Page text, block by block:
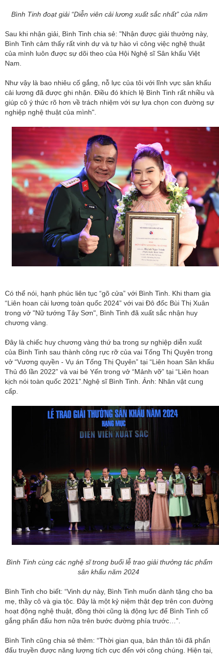
Bình Tinh đoạt giải “Diễn viên cải lương xuất sắc nhất” của năm
Sau khi nhận giải, Bình Tinh chia sẻ: "Nhận được giải thưởng này,
Bình Tinh cảm thấy rất vinh dự và tự hào vì công việc nghệ thuật
của mình luôn được sự dõi theo của Hội Nghệ sĩ Sân khấu Việt
Nam.
Như vậy là bao nhiêu cố gắng, nỗ lực của tôi với lĩnh vực sân khấu
cải lương đã được ghi nhận. Điều đó khích lệ Bình Tinh rất nhiều và
giúp cô ý thức rõ hơn về trách nhiệm với sự lựa chọn con đường sự
nghiệp nghệ thuật của mình".
Có thể nói, hạnh phúc liên tục “gõ cửa” với Bình Tinh. Khi tham gia
“Liên hoan cải lương toàn quốc 2024” với vai Đô đốc Bùi Thị Xuân
trong vở "Nữ tướng Tây Sơn", Bình Tinh đã xuất sắc nhận huy
chương vàng.
Đây là chiếc huy chương vàng thứ ba trong sự nghiệp diễn xuất
của Bình Tinh sau thành công rực rỡ của vai Tống Thị Quyên trong
vở “Vương quyền - Vụ án Tống Thị Quyên” tại “Liên hoan Sân khấu
Thủ đô lần 2022” và vai bé Yến trong vở “Mảnh vỡ” tại “Liên hoan
kịch nói toàn quốc 2021”.Nghệ sĩ Bình Tinh. Ảnh: Nhân vật cung
cấp.
Bình Tinh cùng các nghệ sĩ trong buổi lễ trao giải thưởng tác phẩm
sân khấu năm 2024
Bình Tinh cho biết: “Vinh dự này, Bình Tinh muốn dành tặng cho ba
mẹ, thầy cô và gia tộc. Đây là một kỷ niệm thật đẹp trên con đường
hoạt động nghệ thuật, đồng thời cũng là động lực để Bình Tinh cố
gắng phấn đấu hơn nữa trên bước đường phía trước…”.
Bình Tinh cũng chia sẻ thêm: “Thời gian qua, bản thân tôi đã phấn
đấu truyền được năng lượng tích cực đến với công chúng. Hiện tại,